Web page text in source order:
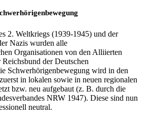
2. Weltkriegs (1939-1945) und der
Nazis wurden alle
Organisationen von den Alliierten
der Deutschen
Schwerhörigenbewegung wird in den
in lokalen sowie in neuen regionalen
bzw. neu aufgebaut (z. B. durch die
NRW 1947). Diese sind nun
neutral.